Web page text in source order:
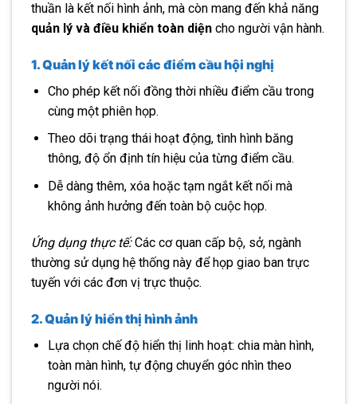
thuần là kết nối hình ảnh, mà còn mang đến khả năng
quản lý và điều khiển toàn diện cho người vận hành.
1. Quản lý kết nối các điểm cầu hội nghị
Cho phép kết nối đồng thời nhiều điểm cầu trong
cùng một phiên họp.
Theo dõi trạng thái hoạt động, tình hình băng
thông, độ ổn định tín hiệu của từng điểm cầu.
Dễ dàng thêm, xóa hoặc tạm ngắt kết nối mà
không ảnh hưởng đến toàn bộ cuộc họp.
Ứng dụng thực tế:Các cơ quan cấp bộ, sở, ngành
thường sử dụng hệ thống này để họp giao ban trực
tuyến với các đơn vị trực thuộc.
2. Quản lý hiển thị hình ảnh
Lựa chọn chế độ hiển thị linh hoạt: chia màn hình,
toàn màn hình, tự động chuyển góc nhìn theo
người nói.